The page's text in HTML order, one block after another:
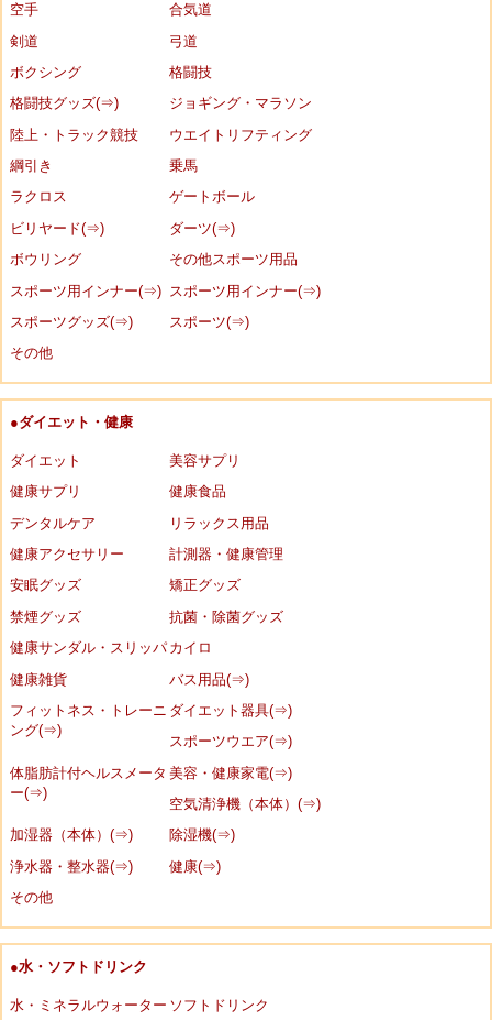
空手
合気道
剣道
弓道
ボクシング
格闘技
格闘技グッズ(⇒)
ジョギング・マラソン
陸上・トラック競技
ウエイトリフティング
綱引き
乗馬
ラクロス
ゲートボール
ビリヤード(⇒)
ダーツ(⇒)
ボウリング
その他スポーツ用品
スポーツ用インナー(⇒)
スポーツ用インナー(⇒)
スポーツグッズ(⇒)
スポーツ(⇒)
その他
●ダイエット・健康
ダイエット
美容サプリ
健康サプリ
健康食品
デンタルケア
リラックス用品
健康アクセサリー
計測器・健康管理
安眠グッズ
矯正グッズ
禁煙グッズ
抗菌・除菌グッズ
健康サンダル・スリッパ カイロ
健康雑貨
バス用品(⇒)
フィットネス・トレーニ
ング(⇒)
ダイエット器具(⇒)
スポーツウエア(⇒)
体脂肪計付ヘルスメータ
ー(⇒)
美容・健康家電(⇒)
空気清浄機（本体）(⇒)
加湿器（本体）(⇒)
除湿機(⇒)
浄水器・整水器(⇒)
健康(⇒)
その他
●水・ソフトドリンク
水・ミネラルウォーター ソフトドリンク